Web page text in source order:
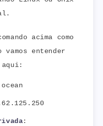
acima como
vamos entender
aqui:
: